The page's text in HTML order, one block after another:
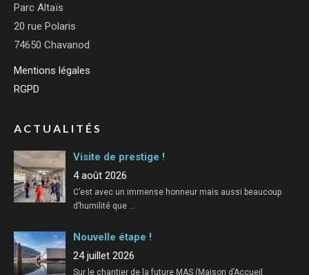
Parc Altaïs
20 rue Polaris
74650 Chavanod
Mentions légales
RGPD
ACTUALITÉS
Visite de prestige !
4 août 2026
C’est avec un immense honneur mais aussi beaucoup
d’humilité que
Nouvelle étape !
24 juillet 2026
Sur le chantier de la future MAS (Maison d’Accueil